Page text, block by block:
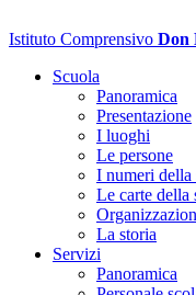
Istituto Comprensivo Don
Scuola
Panoramica
Presentazione
I luoghi
Le persone
I numeri della
Le carte della
La storia
Servizi
Panoramica